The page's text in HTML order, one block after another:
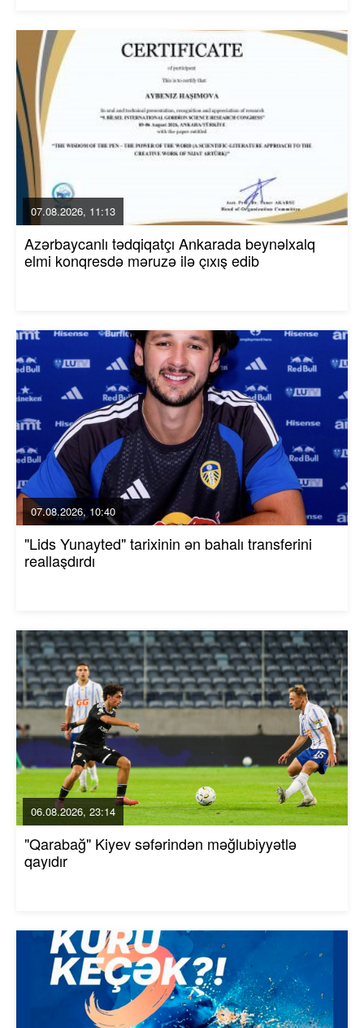
07.08.2026, 11:13
Azərbaycanlı tədqiqatçı Ankarada beynəlxalq
elmi konqresdə məruzə ilə çıxış edib
07.08.2026, 10:40
"Lids Yunayted" tarixinin ən bahalı transferini
reallaşdırdı
06.08.2026, 23:14
"Qarabağ" Kiyev səfərindən məğlubiyyətlə
qayıdır